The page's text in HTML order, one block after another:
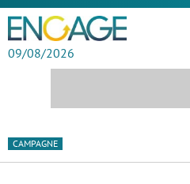
09/08/2026
CAMPAGNE